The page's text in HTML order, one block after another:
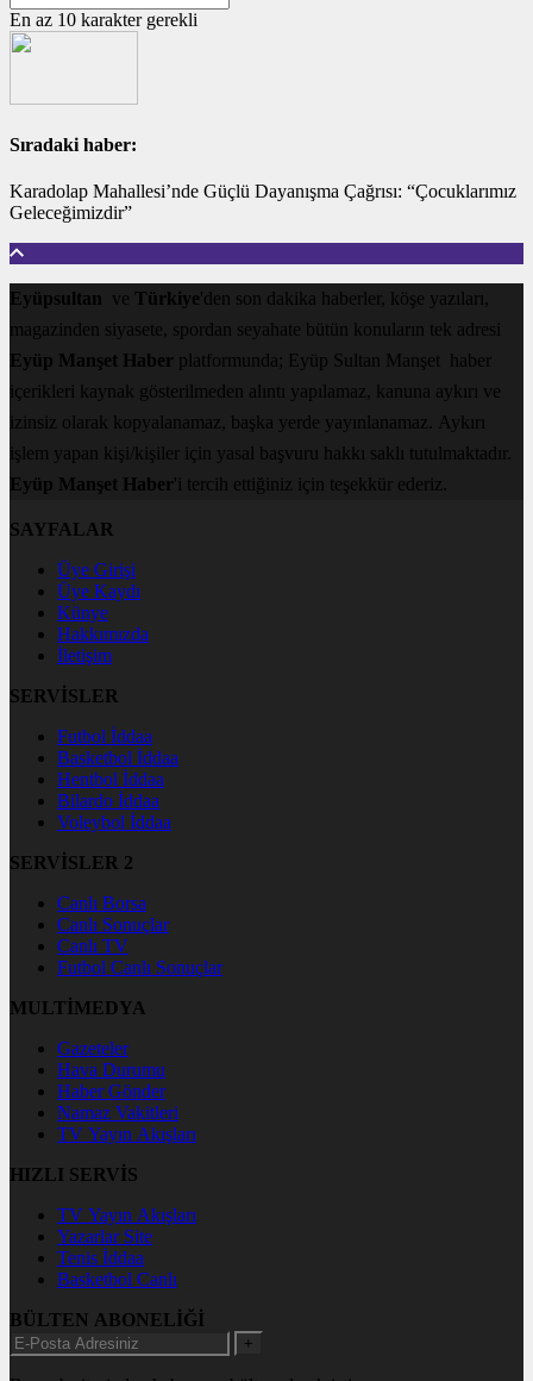
En az 10 karakter gerekli
Sıradaki haber:
Karadolap Mahallesi’nde Güçlü Dayanışma Çağrısı: “Çocuklarımız
Geleceğimizdir”
Eyüpsultan ve Türkiye'den son dakika haberler, köşe yazıları,
magazinden siyasete, spordan seyahate bütün konuların tek adresi
Eyüp Manşet Haber platformunda; Eyüp Sultan Manşet haber
içerikleri kaynak gösterilmeden alıntı yapılamaz, kanuna aykırı ve
izinsiz olarak kopyalanamaz, başka yerde yayınlanamaz. Aykırı
işlem yapan kişi/kişiler için yasal başvuru hakkı saklı tutulmaktadır.
Eyüp Manşet Haber'i tercih ettiğiniz için teşekkür ederiz.
SAYFALAR
Üye Girişi
Üye Kaydı
Künye
Hakkımızda
İletişim
SERVİSLER
Futbol İddaa
Basketbol İddaa
Hentbol İddaa
Bilardo İddaa
Voleybol İddaa
SERVİSLER 2
Canlı Borsa
Canlı Sonuçlar
Canlı TV
Futbol Canlı Sonuçlar
MULTİMEDYA
Gazeteler
Hava Durumu
Haber Gönder
Namaz Vakitleri
TV Yayın Akışları
HIZLI SERVİS
TV Yayın Akışları
Yazarlar Site
Tenis İddaa
Basketbol Canlı
BÜLTEN ABONELİĞİ
+